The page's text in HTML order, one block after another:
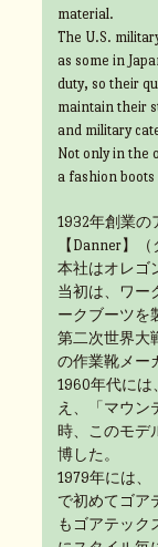
material.
The U.S.
as some in
duty, so their
maintain their
and military
Not only in the
a fashion
1932年創業の
【Danner】（
本社はオレゴ
当初は、ワー
ークブーツを
第二次世界大
の作業靴メー
1960年代には
え、「マウン
時、このモデ
博した。
1979年には、
で初めてゴア
もゴアテック